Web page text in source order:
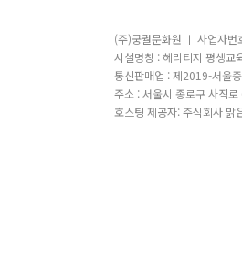
(주)궁궐문화원 ㅣ 사업자
시설명칭 : 헤리티지 평생교
통신판매업 : 제2019-서울
주소 : 서울시 종로구 사직
호스팅 제공자: 주식회사 맑